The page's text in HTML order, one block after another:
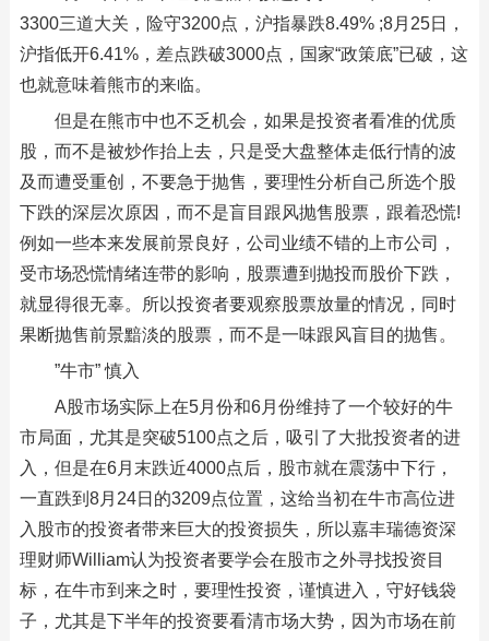
3300三道大关，险守3200点，沪指暴跌8.49% ;8月25日，
沪指低开6.41%，差点跌破3000点，国家“政策底”已破，这
也就意味着熊市的来临。
但是在熊市中也不乏机会，如果是投资者看准的优质
股，而不是被炒作抬上去，只是受大盘整体走低行情的波
及而遭受重创，不要急于抛售，要理性分析自己所选个股
下跌的深层次原因，而不是盲目跟风抛售股票，跟着恐慌!
例如一些本来发展前景良好，公司业绩不错的上市公司，
受市场恐慌情绪连带的影响，股票遭到抛投而股价下跌，
就显得很无辜。所以投资者要观察股票放量的情况，同时
果断抛售前景黯淡的股票，而不是一味跟风盲目的抛售。
”牛市” 慎入
A股市场实际上在5月份和6月份维持了一个较好的牛
市局面，尤其是突破5100点之后，吸引了大批投资者的进
入，但是在6月末跌近4000点后，股市就在震荡中下行，
一直跌到8月24日的3209点位置，这给当初在牛市高位进
入股市的投资者带来巨大的投资损失，所以嘉丰瑞德资深
理财师William认为投资者要学会在股市之外寻找投资目
标，在牛市到来之时，要理性投资，谨慎进入，守好钱袋
子，尤其是下半年的投资要看清市场大势，因为市场在前